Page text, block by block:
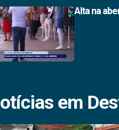
Alta na
em